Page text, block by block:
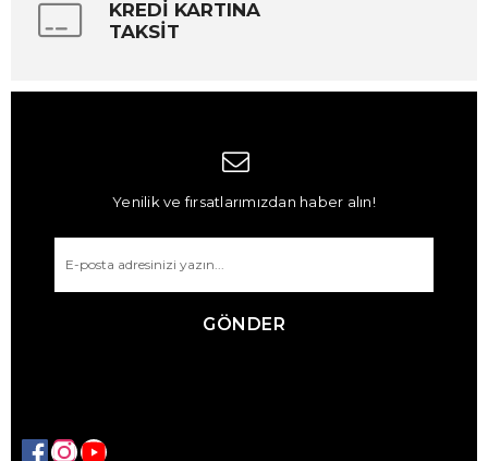
KREDİ KARTINA
TAKSİT
Yenilik ve fırsatlarımızdan haber alın!
GÖNDER